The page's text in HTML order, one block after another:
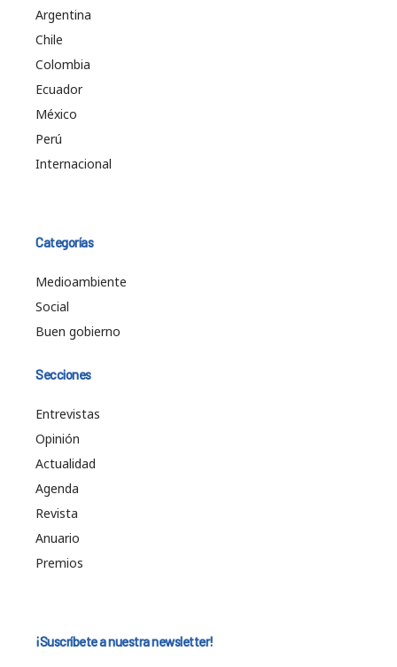
Argentina
Chile
Colombia
Ecuador
México
Perú
Internacional
Categorías
Medioambiente
Social
Buen gobierno
Secciones
Entrevistas
Opinión
Actualidad
Agenda
Revista
Anuario
Premios
¡Suscríbete a nuestra newsletter!